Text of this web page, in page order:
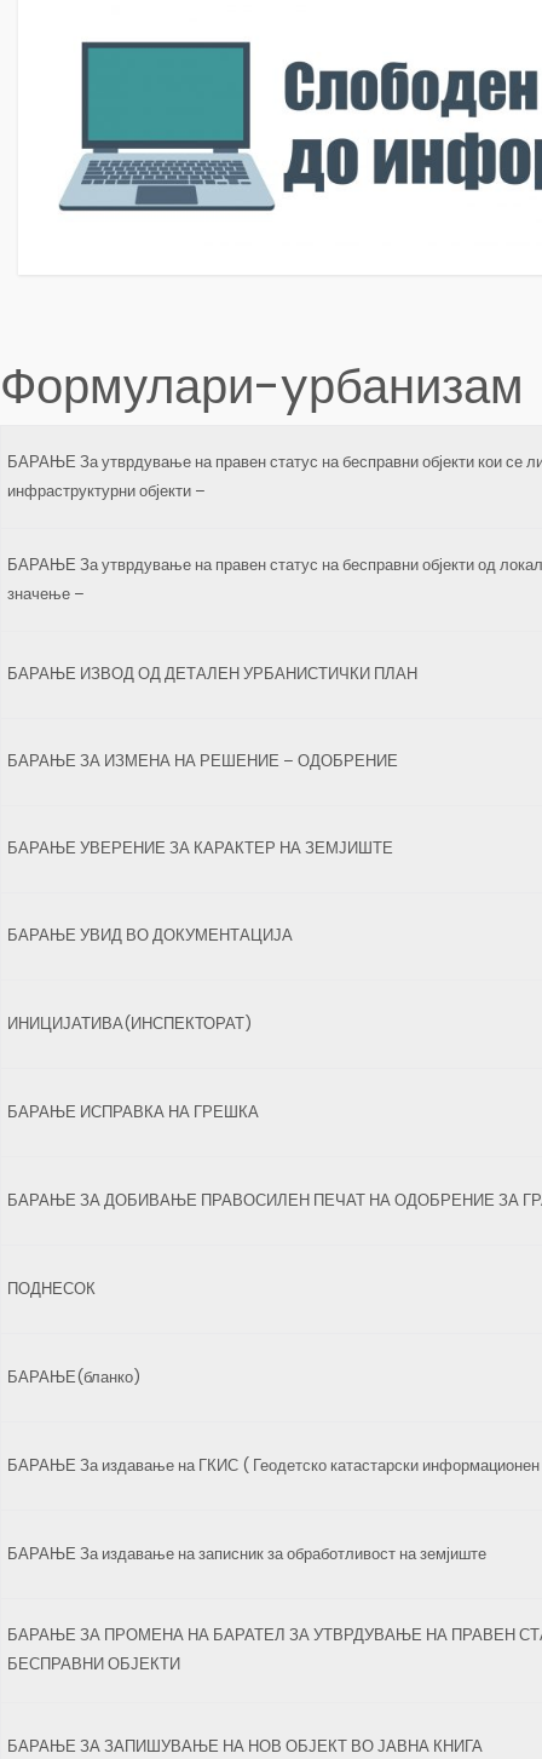
Формулари-yрбанизам
БАРАЊЕ За утврдување на правен статус на бесправни објекти кои се
инфраструктурни објекти –
БАРАЊЕ За утврдување на правен статус на бесправни објекти од
значење –
БАРАЊЕ ИЗВОД ОД ДЕТАЛЕН УРБАНИСТИЧКИ ПЛАН
БАРАЊЕ ЗА ИЗМЕНА НА РЕШЕНИЕ – ОДОБРЕНИЕ
БАРАЊЕ УВЕРЕНИЕ ЗА КАРАКТЕР НА ЗЕМЈИШТЕ
БАРАЊЕ УВИД ВО ДОКУМЕНТАЦИЈА
ИНИЦИЈАТИВА(ИНСПЕКТОРАТ)
БАРАЊЕ ИСПРАВКА НА ГРЕШКА
БАРАЊЕ ЗА ДОБИВАЊЕ ПРАВОСИЛЕН ПЕЧАТ НА ОДОБРЕНИЕ ЗА
ПОДНЕСОК
БАРАЊЕ(бланко)
БАРАЊЕ За издавање на ГКИС ( Геодетско катастарски
БАРАЊЕ За издавање на записник за обработливост на земјиште
БАРАЊЕ ЗА ПРОМЕНА НА БАРАТЕЛ ЗА УТВРДУВАЊЕ НА ПРАВЕН
БЕСПРАВНИ ОБЈЕКТИ
БАРАЊЕ ЗА ЗАПИШУВАЊЕ НА НОВ ОБЈЕКТ ВО ЈАВНА КНИГА